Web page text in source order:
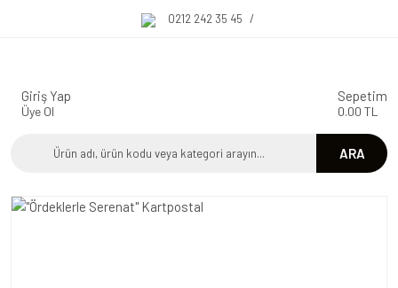
0212 242 35 45 /
ARA
Giriş Yap
Üye Ol
Sepetim
0.00 TL